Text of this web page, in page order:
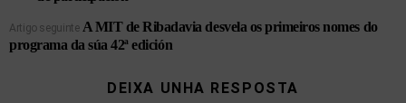
Artigo seguinte A MIT de Ribadavia desvela os primeiros nomes do
programa da súa 42ª edición
DEIXA UNHA RESPOSTA